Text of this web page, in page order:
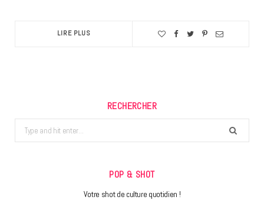
LIRE PLUS
RECHERCHER
Search
for:
POP & SHOT
Votre shot de culture quotidien !